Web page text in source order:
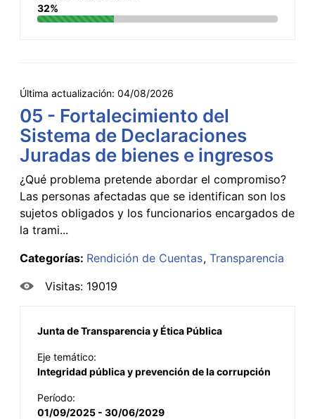
32%
Última actualización: 04/08/2026
05 - Fortalecimiento del
Sistema de Declaraciones
Juradas de bienes e ingresos
¿Qué problema pretende abordar el compromiso?
Las personas afectadas que se identifican son los
sujetos obligados y los funcionarios encargados de
la trami...
Categorías: Rendición de Cuentas Transparencia
Visitas: 19019
Junta de Transparencia y Ética Pública
Eje temático:
Integridad pública y prevención de la corrupción
Período:
01/09/2025 - 30/06/2029